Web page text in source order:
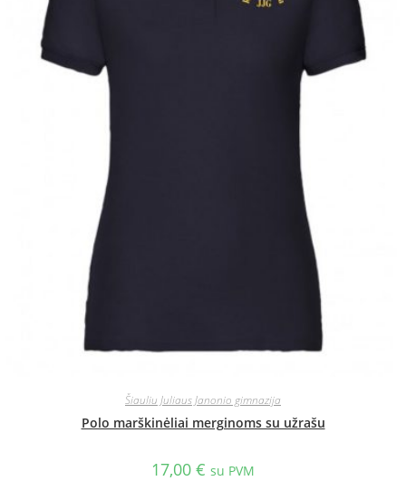
Šiauliu Juliaus Janonio gimnazija
Polo marškinėliai merginoms su užrašu
17,00 € su PVM